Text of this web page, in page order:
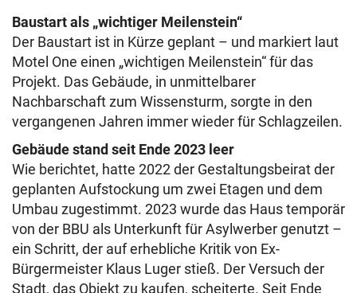
Baustart als „wichtiger Meilenstein“
Der Baustart ist in Kürze geplant – und markiert laut
Motel One einen „wichtigen Meilenstein“ für das
Projekt. Das Gebäude, in unmittelbarer
Nachbarschaft zum Wissensturm, sorgte in den
vergangenen Jahren immer wieder für Schlagzeilen.
Gebäude stand seit Ende 2023 leer
Wie berichtet, hatte 2022 der Gestaltungsbeirat der
geplanten Aufstockung um zwei Etagen und dem
Umbau zugestimmt. 2023 wurde das Haus temporär
von der BBU als Unterkunft für Asylwerber genutzt –
ein Schritt, der auf erhebliche Kritik von Ex-
Bürgermeister Klaus Luger stieß. Der Versuch der
Stadt, das Objekt zu kaufen, scheiterte. Seit Ende